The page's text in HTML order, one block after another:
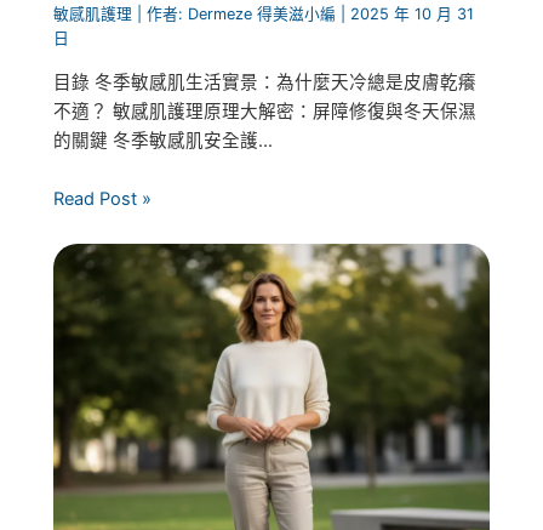
敏感肌護理 | 作者: Dermeze 得美滋小編
2025 年 10 月 31
日
目錄 冬季敏感肌生活實景：為什麼天冷總是皮膚乾癢
不適？ 敏感肌護理原理大解密：屏障修復與冬天保濕
的關鍵 冬季敏感肌安全護...
Read Post »